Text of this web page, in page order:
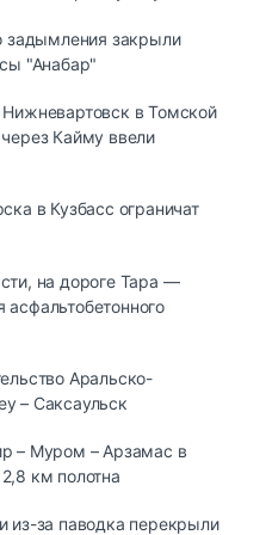
задымления закрыли
"Анабар"
в Томской
Кайму ввели
в Кузбасс ограничат
на дороге Тара —
Аральско-
– Саксаульск
– Муром – Арзамас в
км полотна
из-за паводка перекрыли